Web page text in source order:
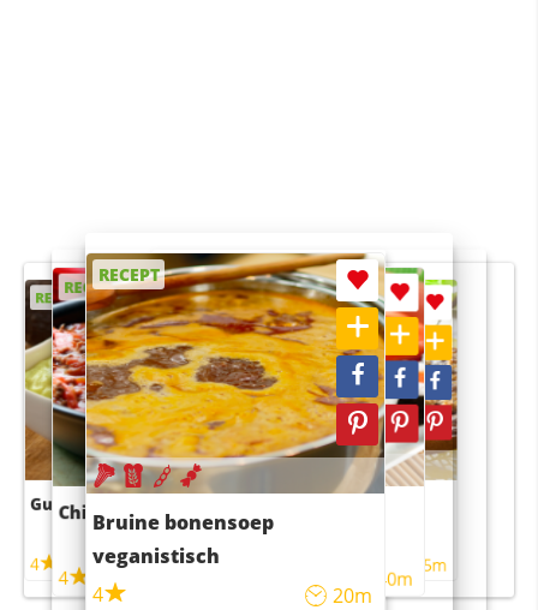
RECEPT
Guacamole
4
RECEPT
Chili con carne
4
RECEPT
Bruine bonensoep
veganistisch
4
20m
RECEPT
Sushi rijstsalade
maaltijdsalade
40m
RECEPT
4 55m